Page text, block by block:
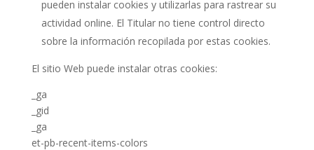
pueden instalar cookies y utilizarlas para rastrear su
actividad online. El Titular no tiene control directo
sobre la información recopilada por estas cookies.
El sitio Web puede instalar otras cookies:
_ga
_gid
_ga
et-pb-recent-items-colors